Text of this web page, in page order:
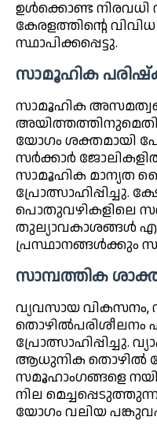
ഉൾക്കൊണ്ട നിരവധി
കേരളത്തിന്റെ
സ്ഥാപിക്കപ്പെട്ടു.
സാമൂഹിക
സാമൂഹിക
യോഗം ശക്തമായി
സർക്കാർ
സാമൂഹിക മാന്യത
പ്രോത്സാഹിപ്പിച്ചു.
പൊതുവഴികളിലെ
തുല്യാവകാശങ്ങൾ
പ്രസ്ഥാനങ്ങൾക്കും
സാമ്പത്തിക
വ്യവസായ വികസനം,
തൊഴിൽപരിശീലനം
പ്രോത്സാഹിപ്പിച്ചു.
ആധുനിക തൊഴിൽ
സമൂഹാംഗങ്ങളെ
നില
യോഗം വലിയ